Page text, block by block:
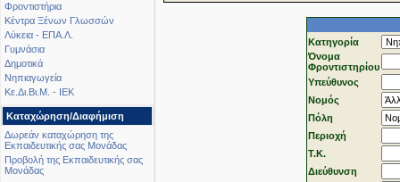
Φροντιστήρια
Κέντρα Ξένων Γλωσσών
Λύκεια - ΕΠΑ.Λ.
Γυμνάσια
Δημοτικά
Νηπιαγωγεία
Κε.Δι.Βι.Μ. - ΙΕΚ
Καταχώρηση/Διαφήμιση
Δωρεάν καταχώρηση της
Εκπαιδευτικής σας Μονάδας
Προβολή της Εκπαιδευτικής σας
Μονάδας
Κατηγορία
Όνομα
Φροντιστηρίου
Υπεύθυνος
Νομός
Πόλη
Περιοχή
T.K.
Διεύθυνση